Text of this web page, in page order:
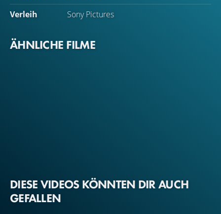
Verleih
Sony Pictures
ÄHNLICHE FILME
DIESE VIDEOS KÖNNTEN DIR AUCH
GEFALLEN